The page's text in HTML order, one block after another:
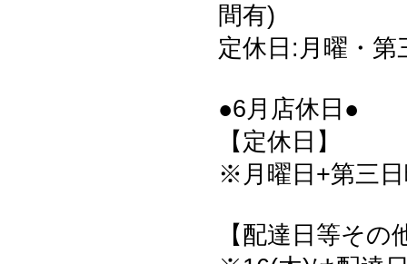
間有)
定休日:月曜・第
●6月店休日●
【定休日】
※月曜日+第三
【配達日等その